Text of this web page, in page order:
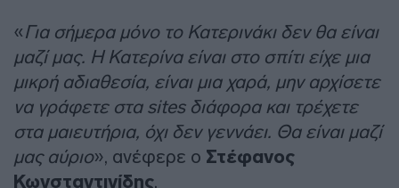
«Για σήμερα μόνο το Κατερινάκι δεν θα είναι
μαζί μας. Η Κατερίνα είναι στο σπίτι είχε μια
μικρή αδιαθεσία, είναι μια χαρά, μην αρχίσετε
να γράφετε στα sites διάφορα και τρέχετε
στα μαιευτήρια, όχι δεν γεννάει. Θα είναι μαζί
μας αύριο», ανέφερε ο Στέφανος
Κωνσταντινίδης.